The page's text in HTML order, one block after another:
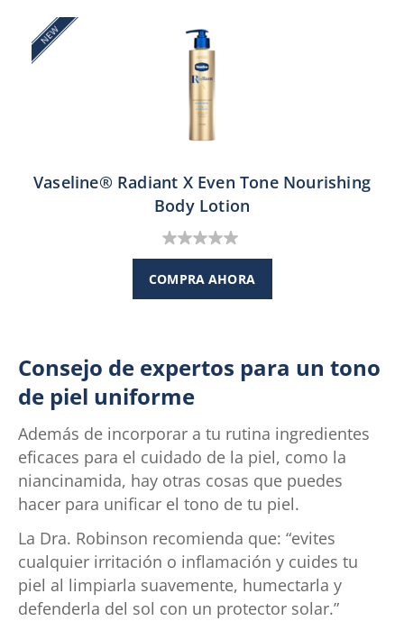
Vaseline® Radiant X Even Tone Nourishing
Body Lotion
0.0
de
NEW
COMPRA AHORA
Consejo de expertos para un tono
de piel uniforme
Además de incorporar a tu rutina ingredientes
eficaces para el cuidado de la piel, como la
niancinamida, hay otras cosas que puedes
hacer para unificar el tono de tu piel.
La Dra. Robinson recomienda que: “evites
cualquier irritación o inflamación y cuides tu
piel al limpiarla suavemente, humectarla y
defenderla del sol con un protector solar.”